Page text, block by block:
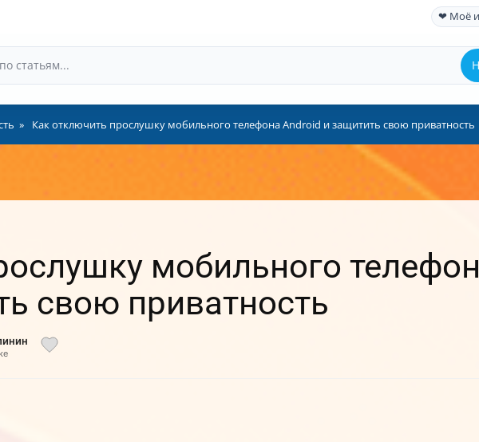
❤ Моё
Как отключить прослушку мобильного телефона Android и защитить свою приватность
мобильного
свою приватность